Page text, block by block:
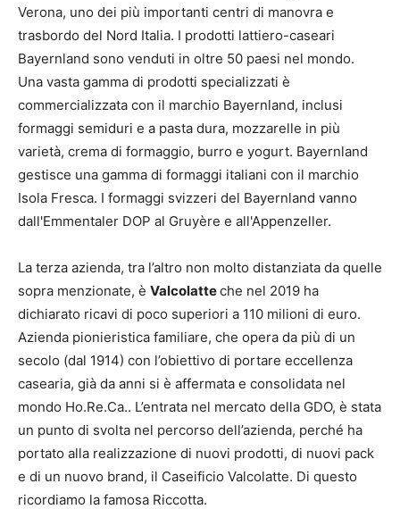
Verona, uno dei più importanti centri di manovra e
trasbordo del Nord Italia. I prodotti lattiero-caseari
Bayernland sono venduti in oltre 50 paesi nel mondo.
Una vasta gamma di prodotti specializzati è
commercializzata con il marchio Bayernland, inclusi
formaggi semiduri e a pasta dura, mozzarelle in più
varietà, crema di formaggio, burro e yogurt. Bayernland
gestisce una gamma di formaggi italiani con il marchio
Isola Fresca. I formaggi svizzeri del Bayernland vanno
dall'Emmentaler DOP al Gruyère e all'Appenzeller.
La terza azienda, tra l’altro non molto distanziata da quelle
sopra menzionate, è Valcolatteche nel 2019 ha
dichiarato ricavi di poco superiori a 110 milioni di euro.
Azienda pionieristica familiare, che opera da più di un
secolo (dal 1914) con l’obiettivo di portare eccellenza
casearia, già da anni si è affermata e consolidata nel
mondo Ho.Re.Ca.. L’entrata nel mercato della GDO, è stata
un punto di svolta nel percorso dell’azienda, perché ha
portato alla realizzazione di nuovi prodotti, di nuovi pack
e di un nuovo brand, il Caseificio Valcolatte. Di questo
ricordiamo la famosa Riccotta.